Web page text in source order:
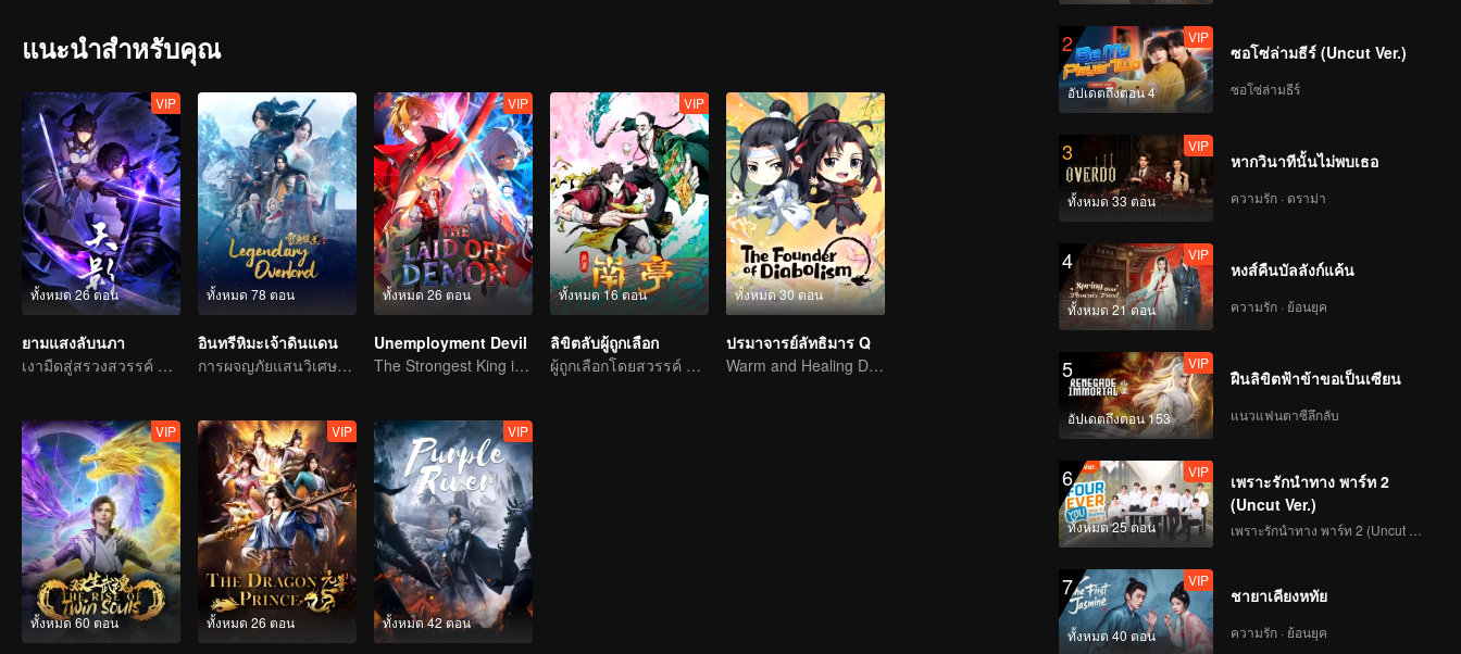
แนะนำสำหรับคุณ
ทั้งหมด 26 ตอน
VIP
ยามแสงลับนภา
เงามืดสู่สรวงสวรรค์ แผดเผาวิญญาณพิทักษ์ความดี
ทั้งหมด 78 ตอน
อินทรีหิมะเจ้าดินแดน
การผจญภัยแสนวิเศษและอุปสรรคของเด็กหนุ่มเริ่มต้นขึ้นอีกครั้ง
ทั้งหมด 26 ตอน
VIP
Unemployment Devil
The Strongest King in the Demon World Suddenly Gets Laid Off?
ทั้งหมด 16 ตอน
VIP
ลิขิตลับผู้ถูกเลือก
ผู้ถูกเลือกโดยสวรรค์ ผู้เชื่อมฟ้าทะลุสวรรค์ ถึงคราเปิดศึกแล้ว
ทั้งหมด 30 ตอน
ปรมาจารย์ลัทธิมาร Q
Warm and Healing Daily Life
ทั้งหมด 60 ตอน
VIP
ทั้งหมด 26 ตอน
VIP
ทั้งหมด 42 ตอน
VIP
2
อัปเดตถึงตอน 4
VIP
ซอโซ่ล่ามธีร์ (Uncut Ver.)
ซอโซ่ล่ามธีร์
3
ทั้งหมด 33 ตอน
VIP
หากวินาทีนั้นไม่พบเธอ
ความรัก · ดราม่า
4
ทั้งหมด 21 ตอน
VIP
หงส์คืนบัลลังก์แค้น
ความรัก · ย้อนยุค
5
อัปเดตถึงตอน 153
VIP
ฝืนลิขิตฟ้าข้าขอเป็นเซียน
แนวแฟนตาซีลึกลับ
6
ทั้งหมด 25 ตอน
VIP
เพราะรักนำทาง พาร์ท 2
(Uncut Ver.)
7
ทั้งหมด 40 ตอน
VIP
ชายาเคียงหทัย
ความรัก · ย้อนยุค